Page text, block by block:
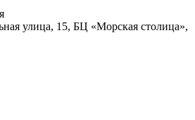
улица, 15, БЦ «Морская столица»,